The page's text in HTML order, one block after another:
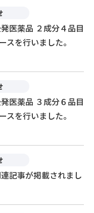
医薬品 ２成分４品目
を行いました。
医薬品 ３成分６品目
を行いました。
記事が掲載されまし